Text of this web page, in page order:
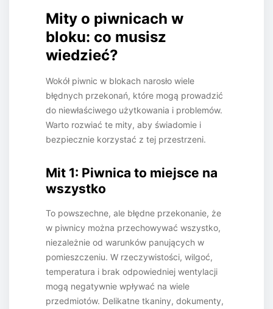
Mity o piwnicach w
bloku: co musisz
wiedzieć?
Wokół piwnic w blokach narosło wiele
błędnych przekonań, które mogą prowadzić
do niewłaściwego użytkowania i problemów.
Warto rozwiać te mity, aby świadomie i
bezpiecznie korzystać z tej przestrzeni.
Mit 1: Piwnica to miejsce na
wszystko
To powszechne, ale błędne przekonanie, że
w piwnicy można przechowywać wszystko,
niezależnie od warunków panujących w
pomieszczeniu. W rzeczywistości, wilgoć,
temperatura i brak odpowiedniej wentylacji
mogą negatywnie wpływać na wiele
przedmiotów. Delikatne tkaniny, dokumenty,